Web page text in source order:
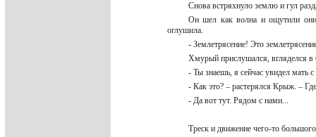
Снова встряхнуло землю и гул
Он шел как волна и ощутили они
оглушила.
- Землетрясение! Это
Хмурый прислушался, вгляделся в
- Ты знаешь, я сейчас увидел мать
- Как это? – растерялся Крыж. –
- Да вот тут. Рядом с нами...
Треск и движение чего-то